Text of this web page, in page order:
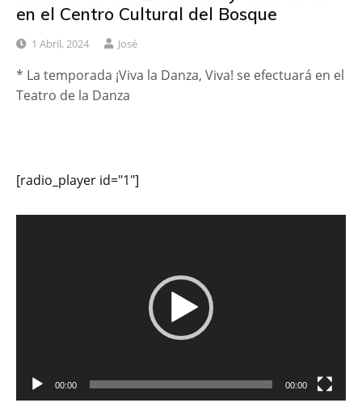
en el Centro Cultural del Bosque
1 Abril, 2024 José
* La temporada ¡Viva la Danza, Viva! se efectuará en el
Teatro de la Danza
[radio_player id="1"]
00:00 00:00